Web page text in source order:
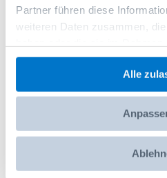
Partner führen diese
weiteren Daten zusammen,
gesammelt haben.
Alle